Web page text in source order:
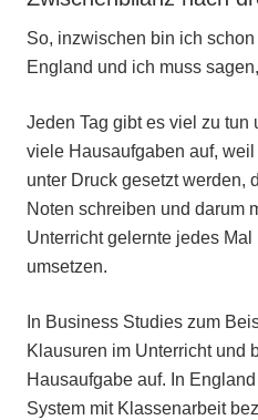
So, inzwischen bin ich
England und ich muss
Jeden Tag gibt es viel zu tun
viele Hausaufgaben auf,
unter Druck gesetzt werden,
Noten schreiben und darum
Unterricht gelernte jedes
umsetzen.
In Business Studies zum
Klausuren im Unterricht und
Hausaufgabe auf. In
System mit Klassenarbeit